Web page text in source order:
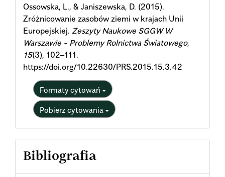
Ossowska, L., & Janiszewska, D. (2015).
Zróżnicowanie zasobów ziemi w krajach Unii
Europejskiej. Zeszyty Naukowe SGGW W
Warszawie - Problemy Rolnictwa Światowego,
15(3), 102–111.
https://doi.org/10.22630/PRS.2015.15.3.42
Formaty cytowań
Pobierz cytowania
Bibliografia